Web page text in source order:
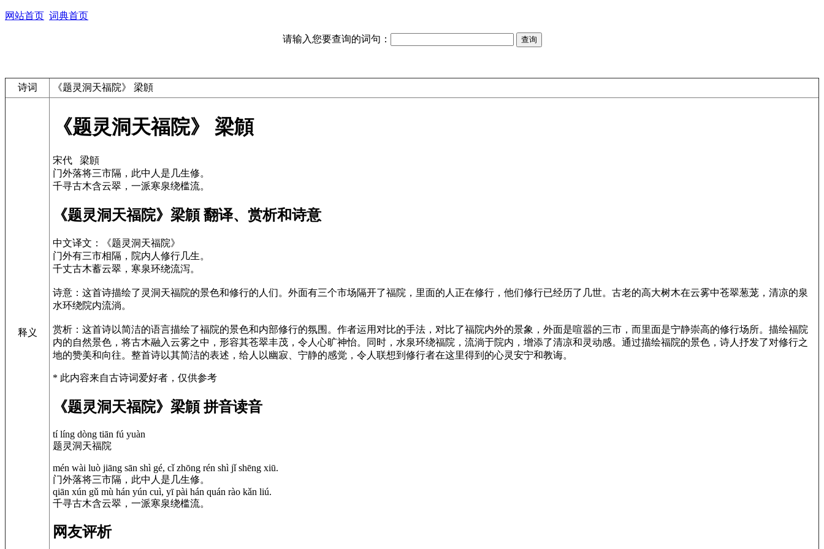
网站首页 词典首页
请输入您要查询的词句：
诗词 《题灵洞天福院》 梁頠
释义
《题灵洞天福院》 梁頠
宋代 梁頠
门外落将三市隔，此中人是几生修。
千寻古木含云翠，一派寒泉绕槛流。
《题灵洞天福院》梁頠 翻译、赏析和诗意
中文译文：《题灵洞天福院》
门外有三市相隔，院内人修行几生。
千丈古木蓄云翠，寒泉环绕流泻。
诗意：这首诗描绘了灵洞天福院的景色和修行的人们。外面有三个市场隔开了福院，里面的人正在修行，他们修行已经历了几世。古老的高大树木在云雾中苍翠葱茏，清凉的泉
水环绕院内流淌。
赏析：这首诗以简洁的语言描绘了福院的景色和内部修行的氛围。作者运用对比的手法，对比了福院内外的景象，外面是喧嚣的三市，而里面是宁静崇高的修行场所。描绘福院
内的自然景色，将古木融入云雾之中，形容其苍翠丰茂，令人心旷神怡。同时，水泉环绕福院，流淌于院内，增添了清凉和灵动感。通过描绘福院的景色，诗人抒发了对修行之
地的赞美和向往。整首诗以其简洁的表述，给人以幽寂、宁静的感觉，令人联想到修行者在这里得到的心灵安宁和教诲。
* 此内容来自古诗词爱好者，仅供参考
《题灵洞天福院》梁頠 拼音读音
tí líng dòng tiān fú yuàn
题灵洞天福院
mén wài luò jiāng sān shì gé, cǐ zhōng rén shì jǐ shēng xiū.
门外落将三市隔，此中人是几生修。
qiān xún gǔ mù hán yún cuì, yī pài hán quán rào kǎn liú.
千寻古木含云翠，一派寒泉绕槛流。
网友评析